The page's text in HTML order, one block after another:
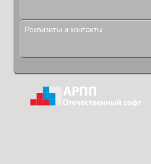
Реквизиты и контакты